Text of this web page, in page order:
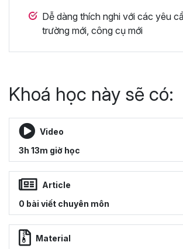
Dễ dàng thích nghi với các yêu
trường mới, công cụ mới
Khoá học này sẽ có:
Video
3h 13m giờ học
Article
0 bài viết chuyên môn
Material